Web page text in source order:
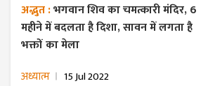
अद्भुत :भगवान शिव का चमत्कारी मंदिर, 6
महीने में बदलता है दिशा, सावन में लगता है
भक्तों का मेला
अध्यात्म 15 Jul 2022